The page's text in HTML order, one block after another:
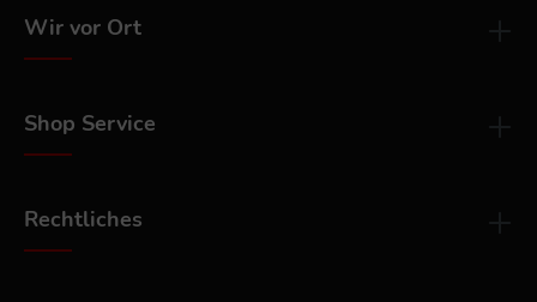
Wir vor Ort
Shop Service
Rechtliches